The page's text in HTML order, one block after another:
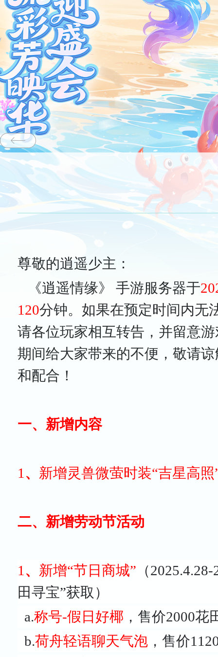
尊敬的逍遥少主：
《逍遥情缘》 手游服务器于
120分钟。如果在预定时间内无
请各位玩家相互转告，并留意
期间给大家带来的不便，敬请
和配合！
一、新增内容
1 、 新增灵兽微萤时装“吉星高
二、新增劳动节活动
1 、 新增“节日商城” （
田寻宝”获取）
a.称号-假日好椰 ，售价2000
b.荷舟轻语聊天气泡 ，售价